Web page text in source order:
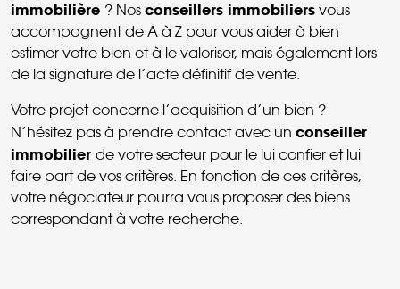
immobilière ? Nos conseillers immobiliers vous
accompagnent de A à Z pour vous aider à bien
estimer votre bien et à le valoriser, mais également lors
de la signature de l’acte définitif de vente.
Votre projet concerne l’acquisition d’un bien ?
N’hésitez pas à prendre contact avec un conseiller
immobilier de votre secteur pour le lui confier et lui
faire part de vos critères. En fonction de ces critères,
votre négociateur pourra vous proposer des biens
correspondant à votre recherche.